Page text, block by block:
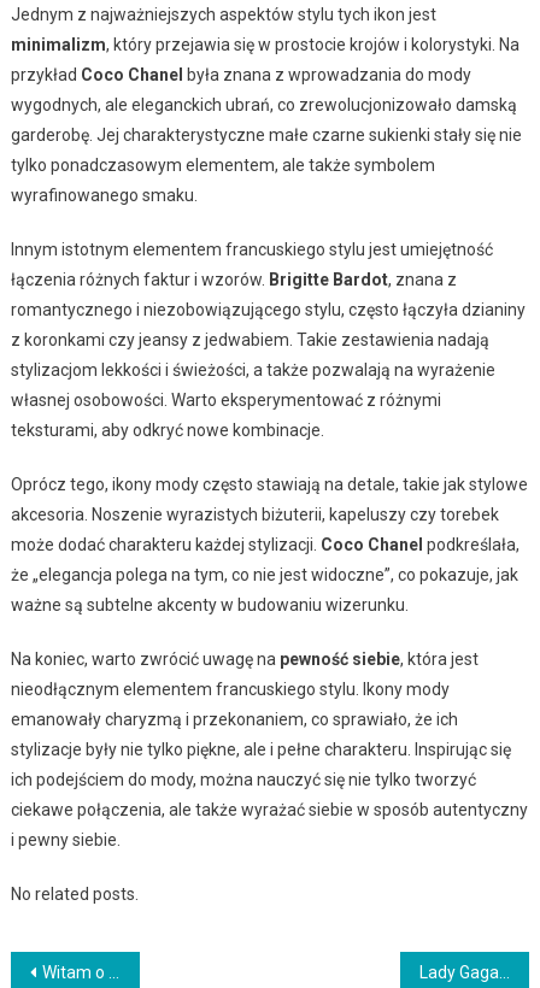
Jednym z najważniejszych aspektów stylu tych ikon jest
minimalizm, który przejawia się w prostocie krojów i kolorystyki. Na
przykład Coco Chanel była znana z wprowadzania do mody
wygodnych, ale eleganckich ubrań, co zrewolucjonizowało damską
garderobę. Jej charakterystyczne małe czarne sukienki stały się nie
tylko ponadczasowym elementem, ale także symbolem
wyrafinowanego smaku.
Innym istotnym elementem francuskiego stylu jest umiejętność
łączenia różnych faktur i wzorów. Brigitte Bardot, znana z
romantycznego i niezobowiązującego stylu, często łączyła dzianiny
z koronkami czy jeansy z jedwabiem. Takie zestawienia nadają
stylizacjom lekkości i świeżości, a także pozwalają na wyrażenie
własnej osobowości. Warto eksperymentować z różnymi
teksturami, aby odkryć nowe kombinacje.
Oprócz tego, ikony mody często stawiają na detale, takie jak stylowe
akcesoria. Noszenie wyrazistych biżuterii, kapeluszy czy torebek
może dodać charakteru każdej stylizacji. Coco Chanel podkreślała,
że „elegancja polega na tym, co nie jest widoczne”, co pokazuje, jak
ważne są subtelne akcenty w budowaniu wizerunku.
Na koniec, warto zwrócić uwagę na pewność siebie, która jest
nieodłącznym elementem francuskiego stylu. Ikony mody
emanowały charyzmą i przekonaniem, co sprawiało, że ich
stylizacje były nie tylko piękne, ale i pełne charakteru. Inspirując się
ich podejściem do mody, można nauczyć się nie tylko tworzyć
ciekawe połączenia, ale także wyrażać siebie w sposób autentyczny
i pewny siebie.
No related posts.
Nawigacja
Witam o Poranku: Jak zacząć dzień pełen energii i pozytywnego nastawienia